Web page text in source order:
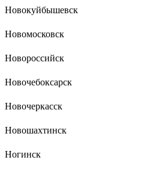
Новокуйбышевск
Новомосковск
Новороссийск
Новочебоксарск
Новочеркасск
Новошахтинск
Ногинск